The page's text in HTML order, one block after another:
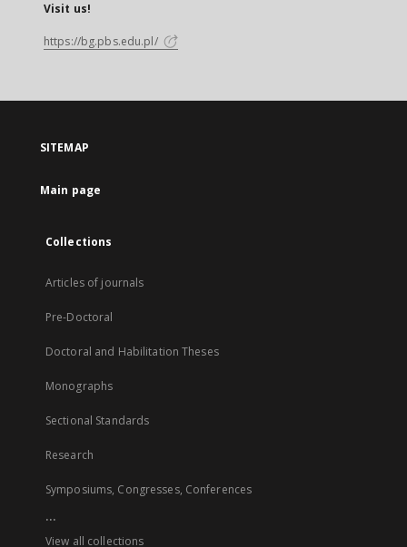
Visit us!
https://bg.pbs.edu.pl/
SITEMAP
Main page
Collections
Articles of journals
Pre-Doctoral
Doctoral and Habilitation Theses
Monographs
Sectional Standards
Research
Symposiums, Congresses, Conferences
...
View all collections